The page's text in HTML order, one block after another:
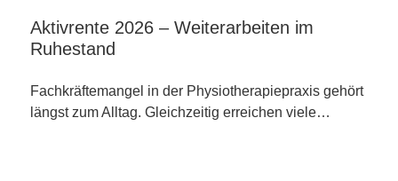
Aktivrente 2026 – Weiterarbeiten im
Ruhestand
Fachkräftemangel in der Physiotherapiepraxis gehört
längst zum Alltag. Gleichzeitig erreichen viele…